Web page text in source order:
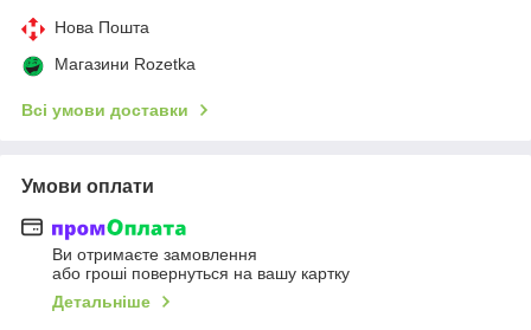
Нова Пошта
Магазини Rozetka
Всі умови доставки
Умови оплати
Ви отримаєте замовлення
або гроші повернуться на вашу картку
Детальніше